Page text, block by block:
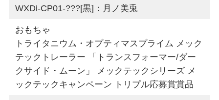
WXDi-CP01-???[黒]：月ノ美兎
おもちゃ
トライタニウム・オプティマスプライム メック
テックトレーラー 「トランスフォーマー/ダー
クサイド・ムーン」 メックテックシリーズ メ
ックテックキャンペーン トリプル応募賞賞品